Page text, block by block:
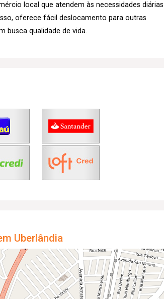
local que atendem às necessidades diárias
oferece fácil deslocamento para outras
busca qualidade de vida.
Uberlândia